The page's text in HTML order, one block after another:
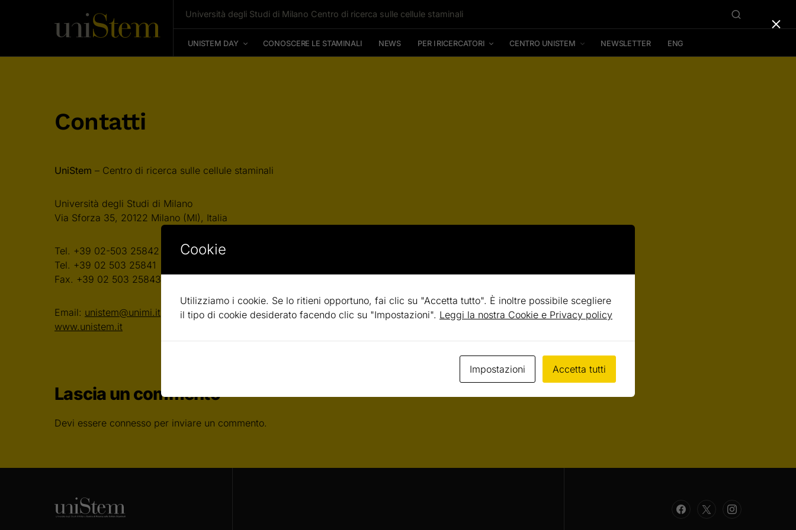
Università degli Studi di Milano Centro di ricerca sulle cellule staminali
UNISTEM DAY CONOSCERE LE STAMINALI NEWS PER I RICERCATORI CENTRO UNISTEM NEWSLETTER ENG
Contatti
UniStem – Centro di ricerca sulle cellule staminali
Università degli Studi di Milano
Via Sforza 35, 20122 Milano (MI), Italia
Tel. +39 02-503 25842
Tel. +39 02 503 25841
Fax. +39 02 503 25843
Email: unistem@unimi.it
www.unistem.it
Lascia un commento
Devi essere connesso per inviare un commento.
×
Cookie
Utilizziamo i cookie. Se lo ritieni opportuno, fai clic su "Accetta tutto". È inoltre possibile scegliere
il tipo di cookie desiderato facendo clic su "Impostazioni". Leggi la nostra Cookie e Privacy policy
Impostazioni Accetta tutti